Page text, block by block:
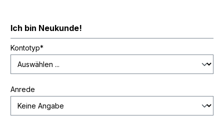
Ich bin Neukunde!
Kontotyp*
Anrede